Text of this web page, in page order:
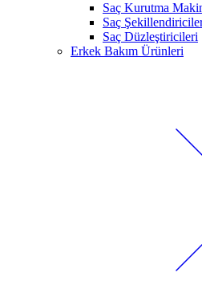
Saç Kurutma
Saç
Saç Düzleştiricileri
Erkek Bakım Ürünleri